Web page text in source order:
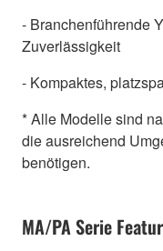
- Branchenführende
Zuverlässigkeit
- Kompaktes,
* Alle Modelle sind
die ausreichend
benötigen.
MA/PA Serie